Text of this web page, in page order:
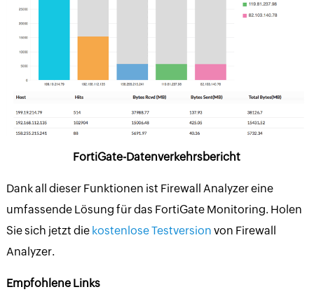
FortiGate-Datenverkehrsbericht
Dank all dieser Funktionen ist Firewall Analyzer eine
umfassende Lösung für das FortiGate Monitoring. Holen
Sie sich jetzt die kostenlose Testversion von Firewall
Analyzer.
Empfohlene Links